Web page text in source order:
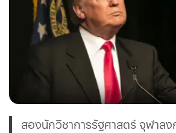
สองนักวิชาการรัฐศาสตร์ จุฬาล